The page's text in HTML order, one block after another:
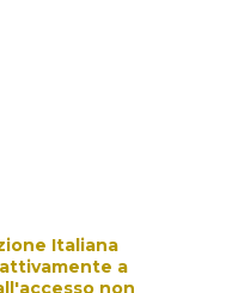
Italiana
a
non